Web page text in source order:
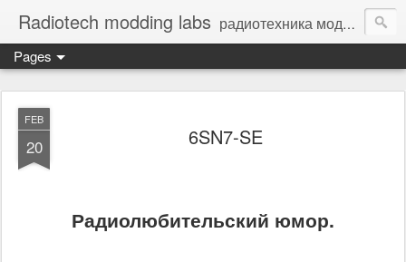
Radiotech modding labs радиотехника моддинг винтажная электроника - Vintage Electronic
Pages
FEB
20 6SN7-SE
Радиолюбительский юмор.